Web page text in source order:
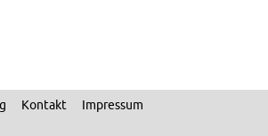
Kon­takt
Im­pres­sum